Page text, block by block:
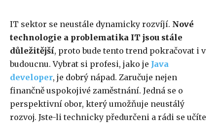
IT sektor se neustále dynamicky rozvíjí. Nové
technologie a problematika IT jsou stále
důležitější, proto bude tento trend pokračovat i v
budoucnu. Vybrat si profesi, jako je Java
developer, je dobrý nápad. Zaručuje nejen
finančně uspokojivé zaměstnání. Jedná se o
perspektivní obor, který umožňuje neustálý
rozvoj. Jste-li technicky předurčeni a rádi se učíte